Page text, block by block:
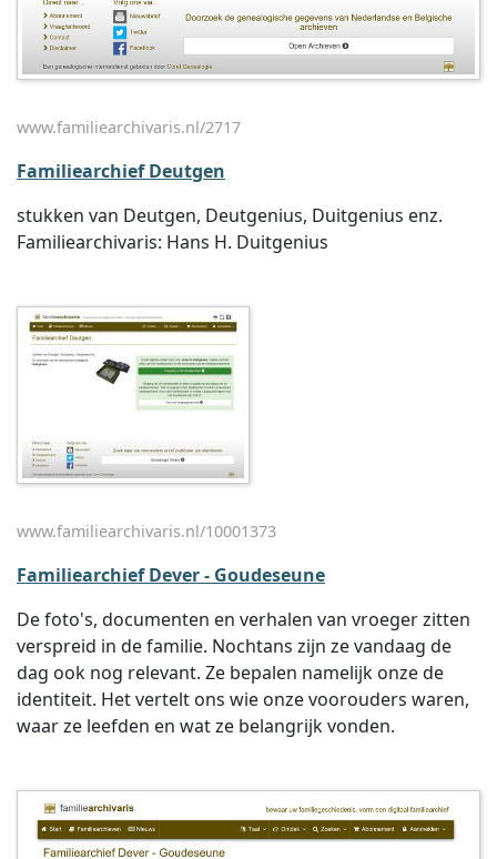
www.familiearchivaris.nl/2717
Familiearchief Deutgen
stukken van Deutgen, Deutgenius, Duitgenius enz.
Familiearchivaris: Hans H. Duitgenius
www.familiearchivaris.nl/10001373
Familiearchief Dever - Goudeseune
De foto's, documenten en verhalen van vroeger zitten
verspreid in de familie. Nochtans zijn ze vandaag de
dag ook nog relevant. Ze bepalen namelijk onze de
identiteit. Het vertelt ons wie onze voorouders waren,
waar ze leefden en wat ze belangrijk vonden.